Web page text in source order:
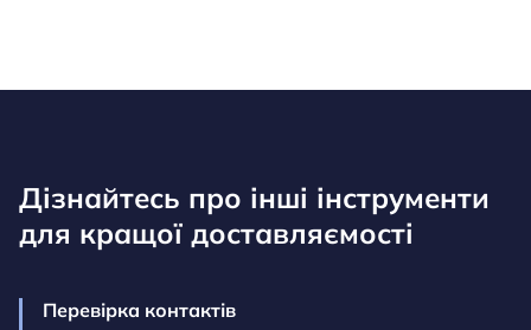
Дізнайтесь про інші інструменти
для кращої доставляємості
Перевірка контактів